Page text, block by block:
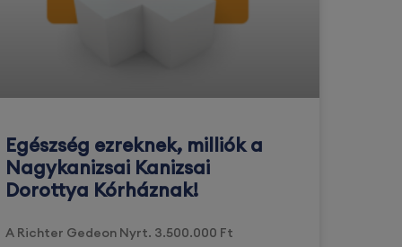
Egészség ezreknek, milliók a
Nagykanizsai Kanizsai
Dorottya Kórháznak!
A Richter Gedeon Nyrt. 3.500.000 Ft